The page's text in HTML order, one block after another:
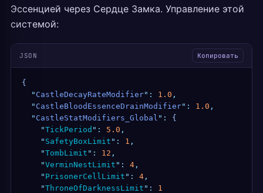
Эссенцией через Сердце Замка. Управление этой
системой:
JSON Копировать
{
  "
CastleDecayRateModifier" : 1.0 ,
  "
CastleBloodEssenceDrainModifier" : 1.0 ,
  "
CastleStatModifiers_Global " :
{
    "
TickPeriod " : 5.0 ,
    "
SafetyBoxLimit " : 1 ,
    "
TombLimit " : 12 ,
    "
VerminNestLimit " : 4 ,
    "
PrisonerCellLimit " : 4 ,
    "
ThroneOfDarknessLimit " :
1